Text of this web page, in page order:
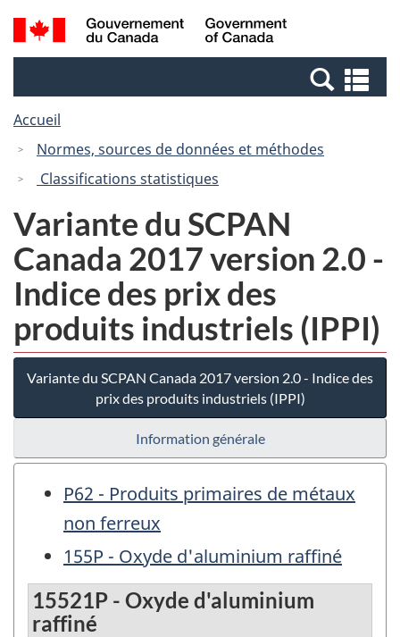
Passer
au
Passer
à
Canada
Recherche
et
et
Accueil
Normes, sources de données et méthodes
Classifications statistiques
Variante du SCPAN
Canada 2017 version 2.0 -
Indice des prix des
produits industriels (IPPI)
Variante du SCPAN Canada 2017 version 2.0 - Indice des
prix des produits industriels (IPPI)
Information générale
P62 - Produits primaires de métaux
non ferreux
155P - Oxyde d'aluminium raffiné
15521P - Oxyde d'aluminium
raffiné